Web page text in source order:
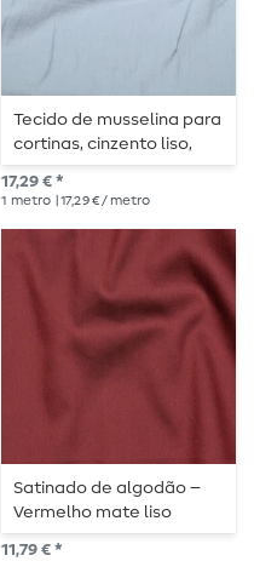
Tecido de musselina para
cortinas, cinzento liso,
280 cm de largura
17,29 € *
1 metro | 17,29 € / metro
Satinado de algodão –
Vermelho mate liso
11,79 € *